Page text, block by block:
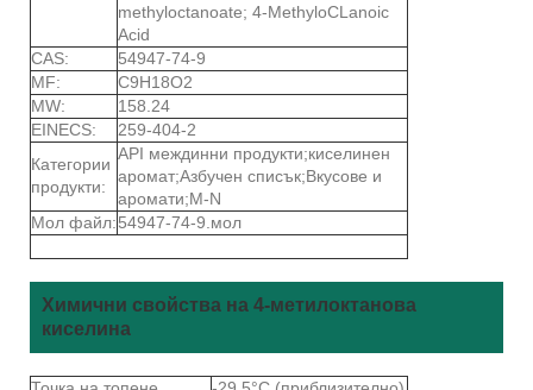
methyloctanoate; 4-MethyloCLanoic
Acid
CAS:
54947-74-9
MF:
C9H18O2
MW:
158.24
EINECS:
259-404-2
Категории
продукти:
API междинни продукти;киселинен
аромат;Азбучен списък;Вкусове и
аромати;M-N
Мол файл:54947-74-9.мол
Химични свойства на 4-метилоктанова
киселина